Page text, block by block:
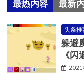
最热内容 最新
头条推
躲避
《
2021